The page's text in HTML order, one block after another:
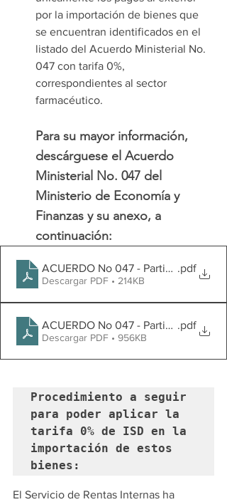
por la importación de bienes que
se encuentran identificados en el
listado del Acuerdo Ministerial No.
047 con tarifa 0%,
correspondientes al sector
farmacéutico.
Para su mayor información,
descárguese el Acuerdo
Ministerial No. 047 del
Ministerio de Economía y
Finanzas y su anexo, a
continuación:
ACUERDO No 047 - Partidas.pdf
Descargar PDF • 214KB
ACUERDO No 047 - Partidas.pdf
Descargar PDF • 956KB
Procedimiento a seguir
para poder aplicar la
tarifa 0% de ISD en la
importación de estos
bienes:
El Servicio de Rentas Internas ha